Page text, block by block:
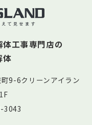
工事専門店の
体
9-6クリーンアイラン
3043